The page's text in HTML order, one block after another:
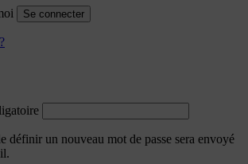
Se connecter
définir un nouveau mot de passe sera envoyé